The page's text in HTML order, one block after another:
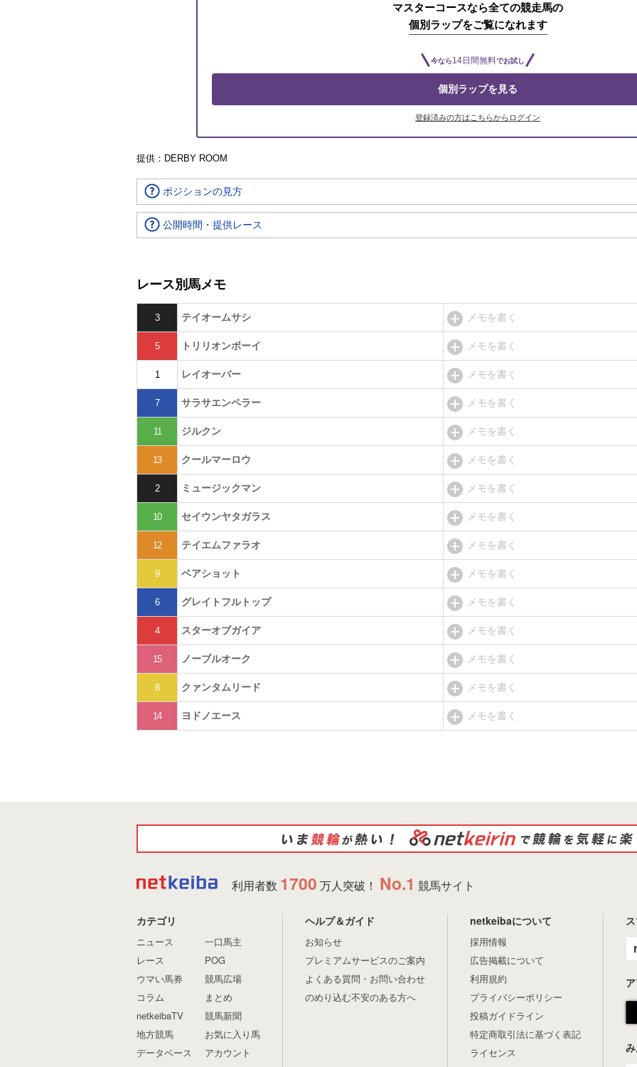
マスターコースなら全ての競走馬の
個別ラップをご覧になれます
今なら14日間無料でお試し
個別ラップを見る
登録済みの方はこちらからログイン
提供：DERBY ROOM
ポジションの見方
公開時間・提供レース
レース別馬メモ
3 テイオームサシ メモを書く
5 トリリオンボーイ メモを書く
1 レイオーバー メモを書く
7 サラサエンペラー メモを書く
11 ジルクン メモを書く
13 クールマーロウ メモを書く
2 ミュージックマン メモを書く
10 セイウンヤタガラス メモを書く
12 テイエムファラオ メモを書く
9 ベアショット メモを書く
6 グレイトフルトップ メモを書く
4 スターオブガイア メモを書く
15 ノーブルオーク メモを書く
8 クァンタムリード メモを書く
14 ヨドノエース メモを書く
利用者数 1700 万人突破！ No.1 競馬サイト
カテゴリ
ニュース
レース
ウマい馬券
コラム
netkeibaTV
地方競馬
データベース
一口馬主
POG
競馬広場
まとめ
競馬新聞
お気に入り馬
アカウント
ヘルプ＆ガイド
お知らせ
プレミアムサービスのご案内
よくある質問・お問い合わせ
のめり込む不安のある方へ
netkeibaについて
採用情報
広告掲載について
利用規約
プライバシーポリシー
投稿ガイドライン
特定商取引法に基づく表記
ライセンス